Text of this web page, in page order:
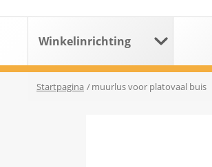
Winkelinrichting
Startpagina /muurlus voor platovaal buis